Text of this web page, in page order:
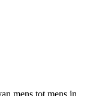
mens tot mens in